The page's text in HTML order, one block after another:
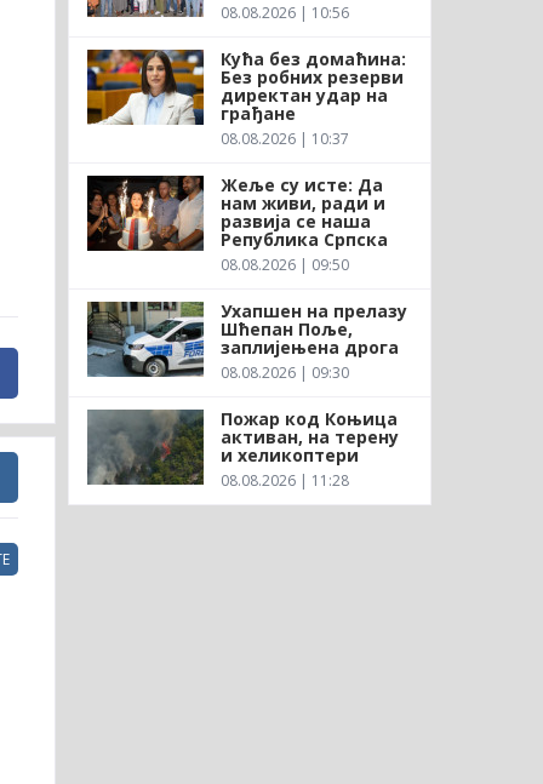
08.08.2026 | 10:56
Кућа без домаћина:
Без робних резерви
директан удар на
грађане
08.08.2026 | 10:37
Жеље су исте: Да
нам живи, ради и
развија се наша
Република Српска
08.08.2026 | 09:50
Ухапшен на прелазу
Шћепан Поље,
заплијењена дрога
08.08.2026 | 09:30
Пожар код Коњица
активан, на терену
и хеликоптери
08.08.2026 | 11:28